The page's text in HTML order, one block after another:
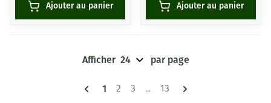
Ajouter au panier Ajouter au panier
Pages
Vous lisez actuellement la page
1 Page
2 Page
3 ... Page
13
Afficher par page